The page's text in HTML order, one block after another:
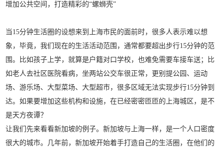
增加公共空间，打造精彩的“螺蛳壳”
当15分钟生活圈的设想来到上海市民的面前时，很多人表示难以想
象，毕竟，我们现在的生活活动范围，通常都要超出步行15分钟的范
围。比如孩子上学，就算是户籍对口学校，也难免需要车接车送；比
如老人去社区医院看病，坐两站公交车很正常，更别提公园、运动
场、游乐场、大型菜场、大型超市，很多区域无法实现步行15分钟到
达。如果要增加这些机构和设施，在已经密密匝匝的上海城区，是不
是天方夜谭？
让我们先来看看新加坡的例子。新加坡与上海一样，是一个人口密度
很大的城市。几年前，新加坡开始着手打造自己的生活圈，在他们的